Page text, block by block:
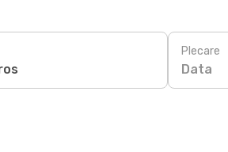
Plecare
Data